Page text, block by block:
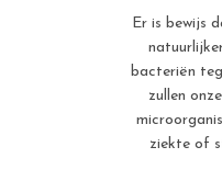
Er is bewijs
bacteriën
zullen
ziekte of